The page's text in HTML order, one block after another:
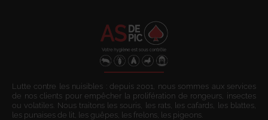
Lutte contre les nuisibles : depuis 2001, nous sommes aux services
de nos clients pour empêcher la prolifération de rongeurs, insectes
ou volatiles. Nous traitons les souris, les rats, les cafards, les blattes,
les punaises de lit, les guêpes, les frelons, les pigeons.